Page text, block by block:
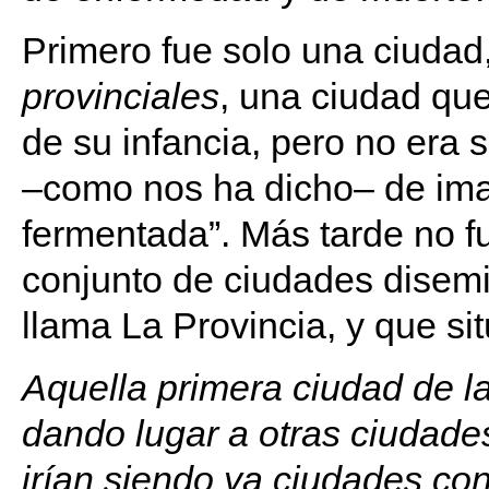
Primero fue solo una
provinciales, una ciudad
de su infancia, pero no era
–como nos ha dicho– de
fermentada”. Más tarde no
conjunto de ciudades
llama La Provincia, y que
Aquella primera ciudad de
dando lugar a otras
irían siendo ya ciudades